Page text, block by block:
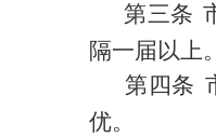
第三条
隔一届以上。
第四条
优。